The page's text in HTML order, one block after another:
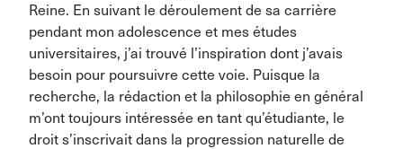
Reine. En suivant le déroulement de sa carrière
pendant mon adolescence et mes études
universitaires, j’ai trouvé l’inspiration dont j’avais
besoin pour poursuivre cette voie. Puisque la
recherche, la rédaction et la philosophie en général
m’ont toujours intéressée en tant qu’étudiante, le
droit s’inscrivait dans la progression naturelle de